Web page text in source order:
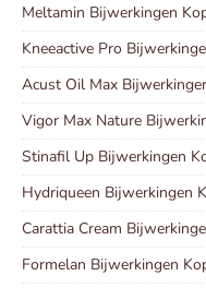
Meltamin Bijwerkingen
Kneeactive Pro
Acust Oil Max
Vigor Max Nature
Stinafil Up Bijwerkingen
Hydriqueen Bijwerkingen
Carattia Cream
Formelan Bijwerkingen